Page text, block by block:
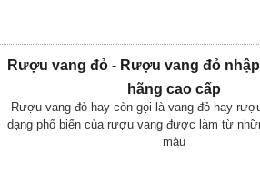
Rượu vang đỏ - Rượu vang đỏ
hãng cao cấp
Rượu vang đỏ hay còn gọi là vang đỏ hay
dạng phổ biến của rượu vang được làm từ
màu